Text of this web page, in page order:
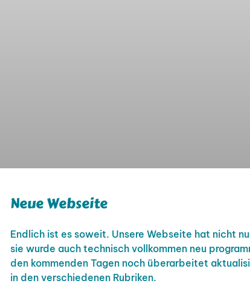
Neue Webseite
Endlich ist es soweit. Unsere Webseite hat nicht
sie wurde auch technisch vollkommen neu
den kommenden Tagen noch überarbeitet
in den verschiedenen Rubriken.